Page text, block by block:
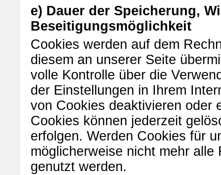
e) Dauer der Speicherung,
Beseitigungsmöglichkeit
Cookies werden auf dem
diesem an unserer Seite
volle Kontrolle über die
der Einstellungen in Ihrem
von Cookies deaktivieren oder
Cookies können jederzeit
erfolgen. Werden Cookies für
möglicherweise nicht mehr
genutzt werden.